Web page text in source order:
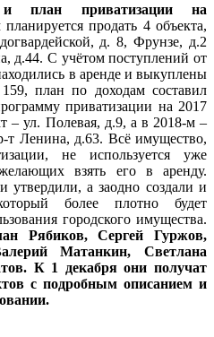
и план приватизации на
продать 4 объекта,
д. 8, Фрунзе, д.2
д.44. С учётом поступлений от
в аренде и выкуплены
план по доходам составил
приватизации на 2017
– ул. Полевая, д.9, а в 2018-м –
т Ленина, д.63. Всё имущество,
не используется уже
взять его в аренду.
утвердили, а заодно создали и
более плотно будет
городского имущества.
Рябиков, Сергей Гуржов,
Матанкин, Светлана
К 1 декабря они получат
с подробным описанием и